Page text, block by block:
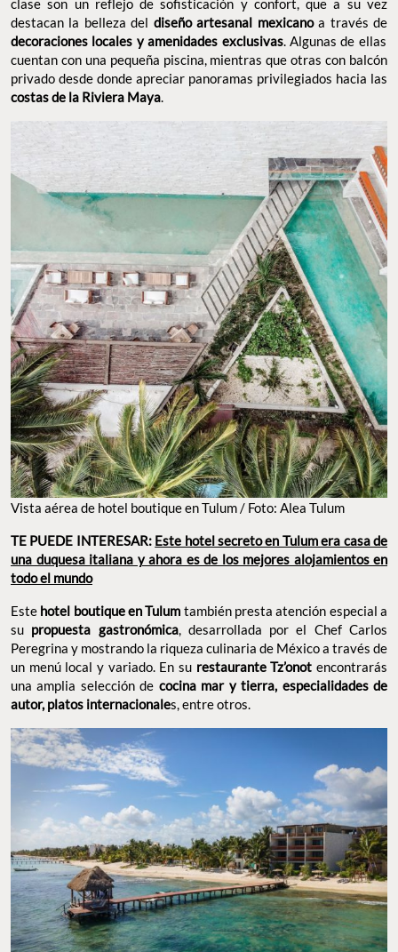
clase son un reflejo de sofisticación y confort, que a su vez
destacan la belleza del diseño artesanal mexicanoa través de
decoraciones locales y amenidades exclusivas. Algunas de ellas
cuentan con una pequeña piscina, mientras que otras con balcón
privado desde donde apreciar panoramas privilegiados hacia las
costas de la Riviera Maya.
Vista aérea de hotel boutique en Tulum / Foto: Alea Tulum
TE PUEDE INTERESAR: Este hotel secreto en Tulum era casa de
una duquesa italiana y ahora es de los mejores alojamientos en
todo el mundo
Este hotel boutique en Tulum también presta atención especial a
su propuesta gastronómica, desarrollada por el Chef Carlos
Peregrina y mostrando la riqueza culinaria de México a través de
un menú local y variado. En su restaurante Tz’onot encontrarás
una amplia selección de cocina mar y tierra, especialidades de
autor, platos internacionales, entre otros.